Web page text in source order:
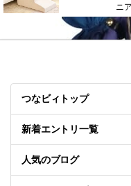
ニ
つなビィトップ
新着エントリ一覧
人気のブログ